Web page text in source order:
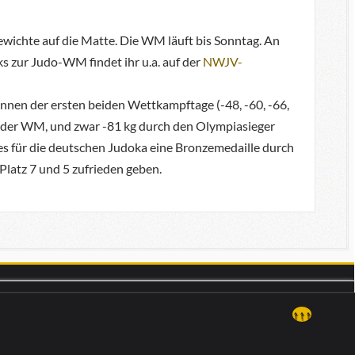
↑↑↑
auf die Matte. Die WM läuft bis Sonntag. An
zur Judo-WM findet ihr u.a. auf der NWJV-
der ersten beiden Wettkampftage (-48, -60, -66,
WM, und zwar -81 kg durch den Olympiasieger
für die deutschen Judoka eine Bronzemedaille durch
7 und 5 zufrieden geben.